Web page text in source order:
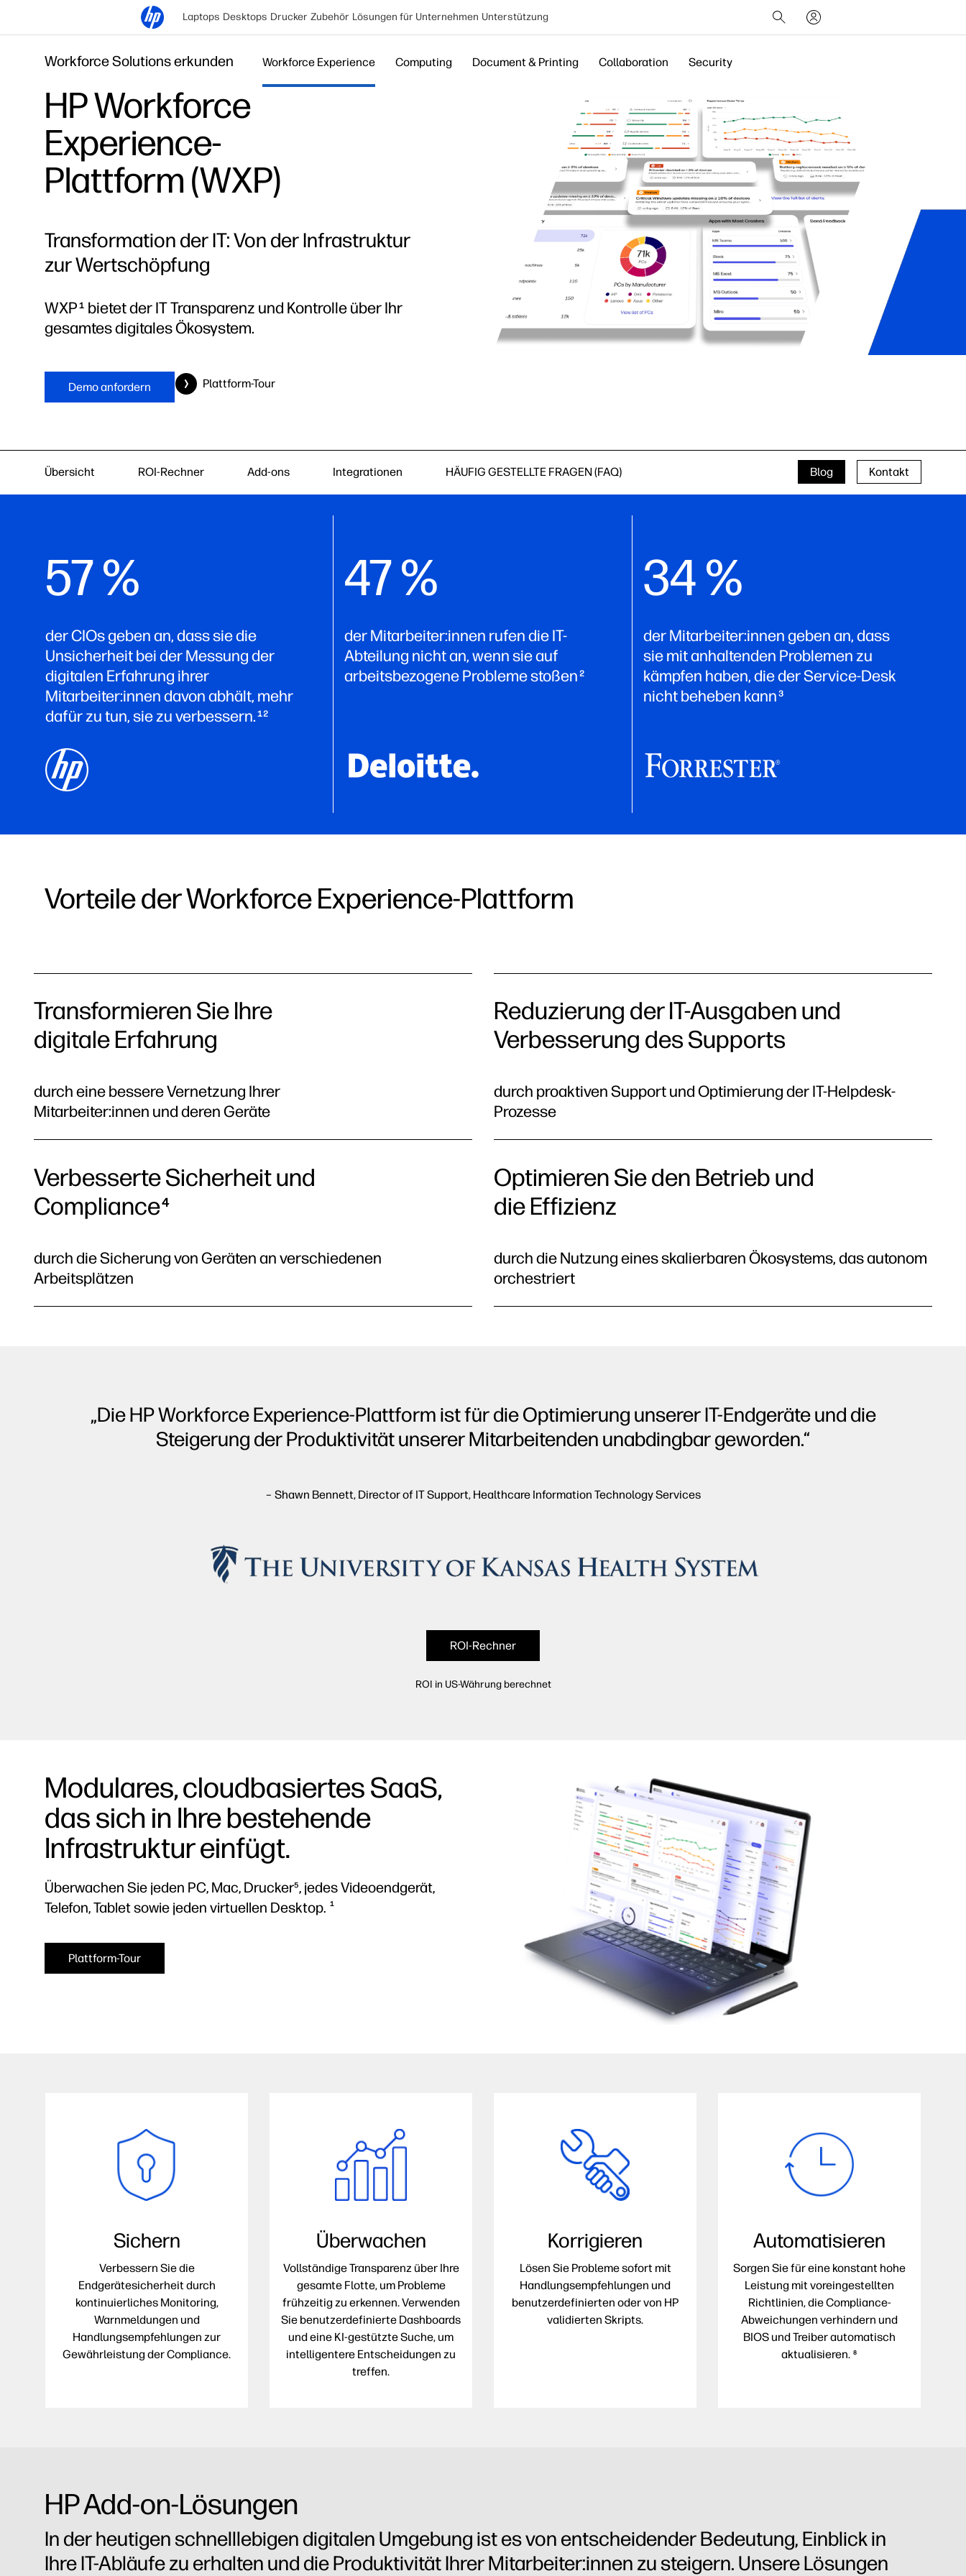
Laptops Desktops Drucker Zubehör Lösungen für Unternehmen Unterstützung
Workforce Solutions erkunden Workforce Experience Computing Document & Printing Collaboration Security
HP Workforce
Experience-
Plattform (WXP)
Transformation der IT: Von der Infrastruktur
zur Wertschöpfung
WXP 1 bietet der IT Transparenz und Kontrolle über Ihr
gesamtes digitales Ökosystem.
Demo anfordern Plattform-Tour
Übersicht ROI-Rechner Add-ons Integrationen HÄUFIG GESTELLTE FRAGEN (FAQ) Blog Kontakt
57 %
der CIOs geben an, dass sie die
Unsicherheit bei der Messung der
digitalen Erfahrung ihrer
Mitarbeiter:innen davon abhält, mehr
dafür zu tun, sie zu verbessern. 12
47 %
der Mitarbeiter:innen rufen die IT-
Abteilung nicht an, wenn sie auf
arbeitsbezogene Probleme stoßen 2
34 %
der Mitarbeiter:innen geben an, dass
sie mit anhaltenden Problemen zu
kämpfen haben, die der Service-Desk
nicht beheben kann 3
Vorteile der Workforce Experience-Plattform
Transformieren Sie Ihre
digitale Erfahrung
durch eine bessere Vernetzung Ihrer
Mitarbeiter:innen und deren Geräte
Verbesserte Sicherheit und
Compliance4
durch die Sicherung von Geräten an verschiedenen
Arbeitsplätzen
Reduzierung der IT-Ausgaben und
Verbesserung des Supports
durch proaktiven Support und Optimierung der IT-Helpdesk-
Prozesse
Optimieren Sie den Betrieb und
die Effizienz
durch die Nutzung eines skalierbaren Ökosystems, das autonom
orchestriert
„Die HP Workforce Experience-Plattform ist für die Optimierung unserer IT-Endgeräte und die
Steigerung der Produktivität unserer Mitarbeitenden unabdingbar geworden.“
– Shawn Bennett, Director of IT Support, Healthcare Information Technology Services
ROI-Rechner
ROI in US-Währung berechnet
Modulares, cloudbasiertes SaaS,
das sich in Ihre bestehende
Infrastruktur einfügt.
Überwachen Sie jeden PC, Mac, Drucker⁵, jedes Videoendgerät,
Telefon, Tablet sowie jeden virtuellen Desktop. 1
Plattform-Tour
Sichern
Verbessern Sie die
Endgerätesicherheit durch
kontinuierliches Monitoring,
Warnmeldungen und
Handlungsempfehlungen zur
Gewährleistung der Compliance.
Überwachen
Vollständige Transparenz über Ihre
gesamte Flotte, um Probleme
frühzeitig zu erkennen. Verwenden
Sie benutzerdefinierte Dashboards
und eine KI-gestützte Suche, um
intelligentere Entscheidungen zu
treffen.
Korrigieren
Lösen Sie Probleme sofort mit
Handlungsempfehlungen und
benutzerdefinierten oder von HP
validierten Skripts.
Automatisieren
Sorgen Sie für eine konstant hohe
Leistung mit voreingestellten
Richtlinien, die Compliance-
Abweichungen verhindern und
BIOS und Treiber automatisch
aktualisieren. 8
HP Add-on-Lösungen
In der heutigen schnelllebigen digitalen Umgebung ist es von entscheidender Bedeutung, Einblick in
Ihre IT-Abläufe zu erhalten und die Produktivität Ihrer Mitarbeiter:innen zu steigern. Unsere Lösungen